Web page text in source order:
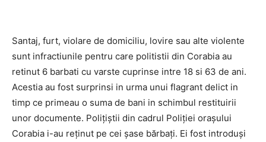
Santaj, furt, violare de domiciliu, lovire sau alte violente
sunt infractiunile pentru care politistii din Corabia au
retinut 6 barbati cu varste cuprinse intre 18 si 63 de ani.
Acestia au fost surprinsi in urma unui flagrant delict in
timp ce primeau o suma de bani in schimbul restituirii
unor documente. Polițiștii din cadrul Poliției orașului
Corabia i-au reținut pe cei șase bărbați. Ei fost introduși